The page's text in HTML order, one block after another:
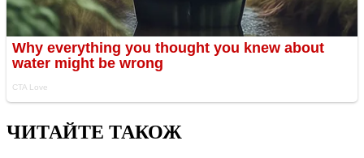
ЧИТАЙТЕ ТАКОЖ